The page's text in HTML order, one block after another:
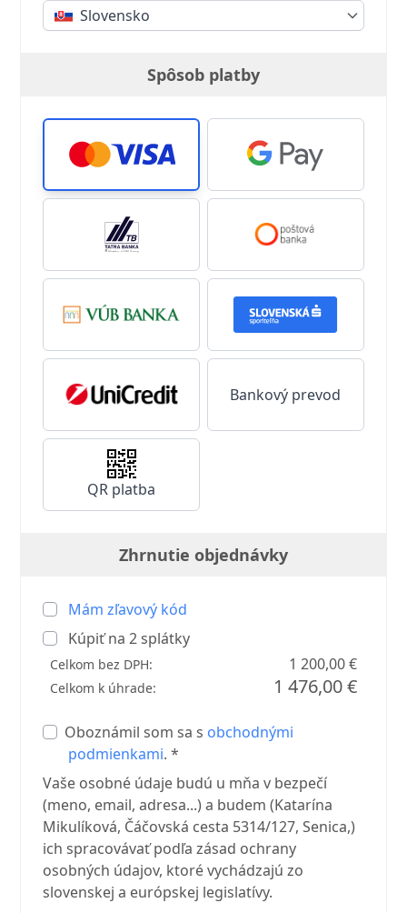
Slovensko
Spôsob platby
Bankový prevod
QR platba
Zhrnutie objednávky
Mám zľavový kód
Kúpiť na2splátky
Celkom bez DPH: 1 200,00 €
Celkom k úhrade: 1 476,00 €
Oboznámil som sa s obchodnými
podmienkami. *
Vaše osobné údaje budú u mňa v bezpečí
(meno, email, adresa...) a budem (Katarína
Mikulíková, Čáčovská cesta 5314/127, Senica,)
ich spracovávať podľa zásad ochrany
osobných údajov, ktoré vychádzajú zo
slovenskej a európskej legislatívy.